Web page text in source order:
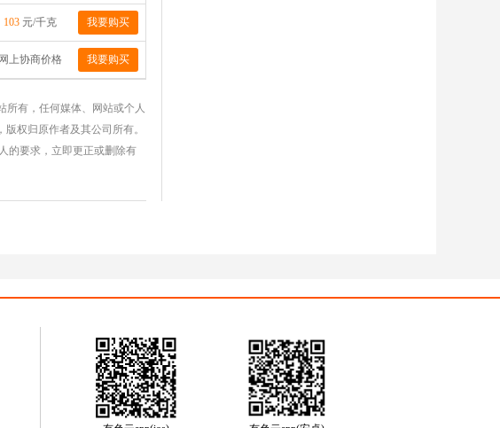
103 元/千克 我要购买
网上协商价格 我要购买
所有，任何媒体、网站或个人
权归原作者及其公司所有。
的要求，立即更正或删除有